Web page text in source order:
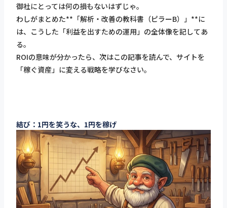
御社にとっては何の損もないはずじゃ。
わしがまとめた**「解析・改善の教科書（ピラーB）」**に
は、こうした「利益を出すための運用」の全体像を記してあ
る。
ROIの意味が分かったら、次はこの記事を読んで、サイトを
「稼ぐ資産」に変える戦略を学びなさい。
結び：1円を笑うな、1円を稼げ